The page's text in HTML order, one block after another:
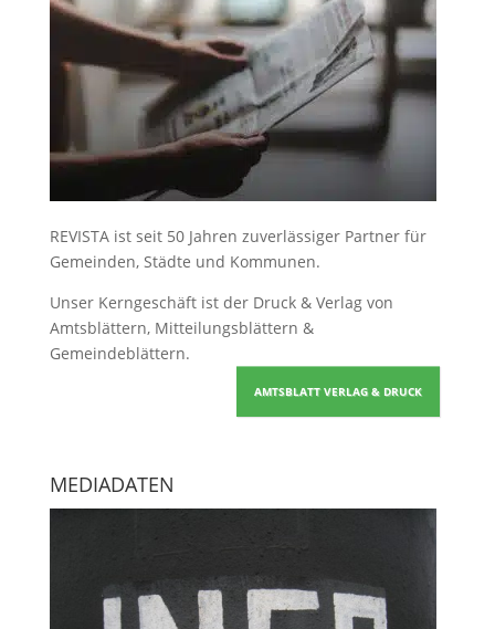
REVISTA ist seit 50 Jahren zuverlässiger Partner für
Gemeinden, Städte und Kommunen.
Unser Kerngeschäft ist der Druck & Verlag von
Amtsblättern, Mitteilungsblättern &
Gemeindeblättern.
AMTSBLATT VERLAG & DRUCK
MEDIADATEN